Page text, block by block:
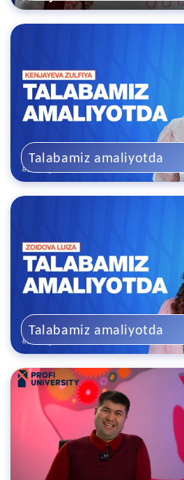
Talabamiz amaliyotda
Talabamiz amaliyotda